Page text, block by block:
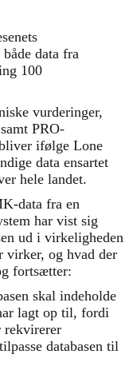
data fra
100
vurderinger,
PRO-
ifølge Lone
data ensartet
hele landet.
data fra en
har vist sig
ud i virkeligheden
virker, og hvad der
fortsætter:
skal indeholde
lagt op til, fordi
rekvirerer
databasen til